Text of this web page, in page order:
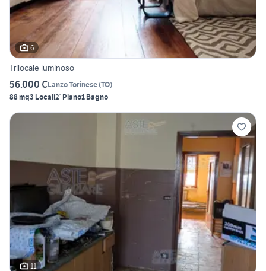
6
Trilocale luminoso
56.000 €Lanzo Torinese(TO)
88 mq3 Locali2° Piano1 Bagno
11